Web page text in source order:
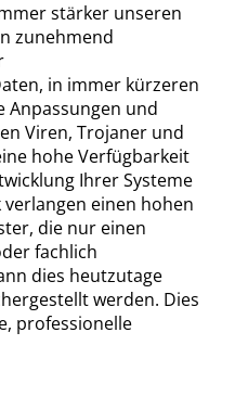
stärker unseren
zunehmend
in immer kürzeren
Anpassungen und
Viren, Trojaner und
hohe Verfügbarkeit
Ihrer Systeme
einen hohen
die nur einen
fachlich
dies heutzutage
werden. Dies
professionelle